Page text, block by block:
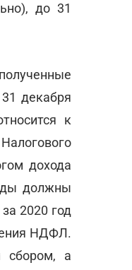
до 31
декабря
к
дохода
должны
2020 год
НДФЛ.
сбором, а